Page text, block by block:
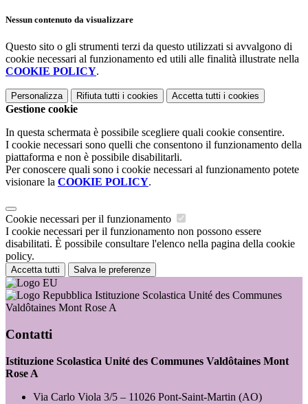
Nessun contenuto da visualizzare
Questo sito o gli strumenti terzi da questo utilizzati si avvalgono di
cookie necessari al funzionamento ed utili alle finalità illustrate nella
COOKIE POLICY.
Personalizza Rifiuta tutti i cookies Accetta tutti i cookies
Gestione cookie
In questa schermata è possibile scegliere quali cookie consentire.
I cookie necessari sono quelli che consentono il funzionamento della
piattaforma e non è possibile disabilitarli.
Per conoscere quali sono i cookie necessari al funzionamento potete
visionare la COOKIE POLICY.
Cookie necessari per il funzionamento
I cookie necessari per il funzionamento non possono essere
disabilitati. È possibile consultare l'elenco nella pagina della cookie
policy.
Accetta tutti Salva le preferenze
Istituzione Scolastica Unité des Communes
Valdôtaines Mont Rose A
Contatti
Istituzione Scolastica Unité des Communes Valdôtaines Mont
Rose A
Via Carlo Viola 3/5 – 11026 Pont-Saint-Martin (AO)